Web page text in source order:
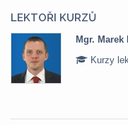
LEKTOŘI KURZŮ
Mgr. Marek
Kurzy